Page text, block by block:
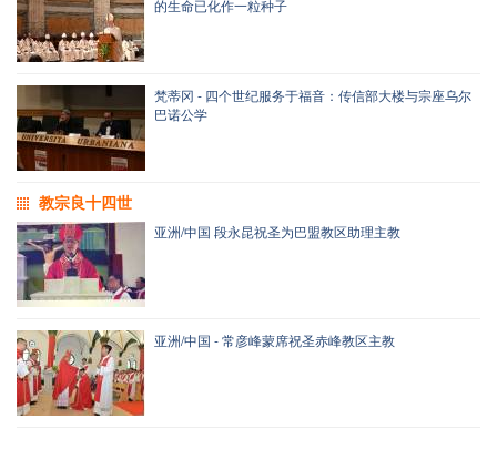
的生命已化作一粒种子
梵蒂冈 - 四个世纪服务于福音：传信部大楼与宗座乌尔
巴诺公学
教宗良十四世
亚洲/中国 段永昆祝圣为巴盟教区助理主教
亚洲/中国 - 常彦峰蒙席祝圣赤峰教区主教